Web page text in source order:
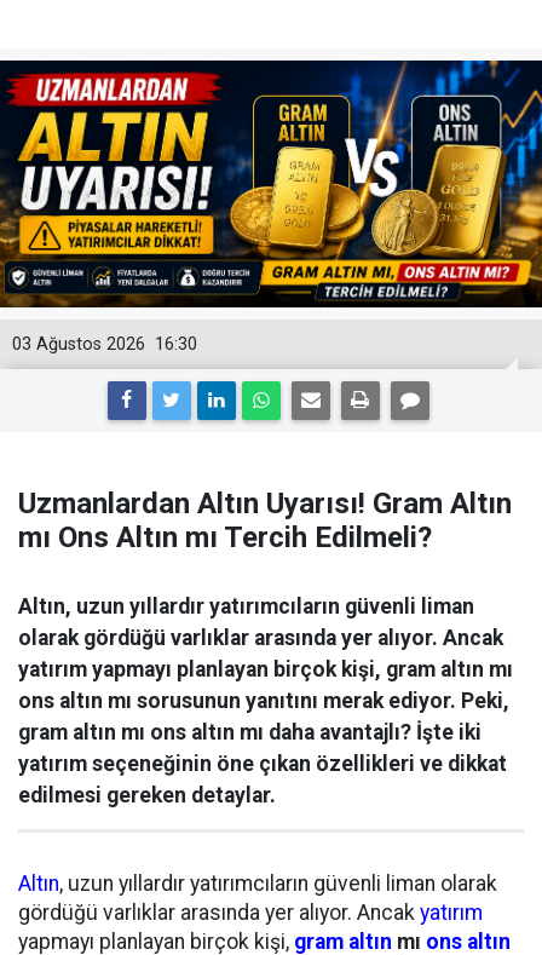
16:30
03 Ağustos 2026
Uzmanlardan Altın Uyarısı! Gram Altın
mı Ons Altın mı Tercih Edilmeli?
Altın, uzun yıllardır yatırımcıların güvenli liman
olarak gördüğü varlıklar arasında yer alıyor. Ancak
yatırım yapmayı planlayan birçok kişi, gram altın mı
ons altın mı sorusunun yanıtını merak ediyor. Peki,
gram altın mı ons altın mı daha avantajlı? İşte iki
yatırım seçeneğinin öne çıkan özellikleri ve dikkat
edilmesi gereken detaylar.
Altın, uzun yıllardır yatırımcıların güvenli liman olarak
gördüğü varlıklar arasında yer alıyor. Ancak yatırım
yapmayı planlayan birçok kişi, gram altın mı ons altın